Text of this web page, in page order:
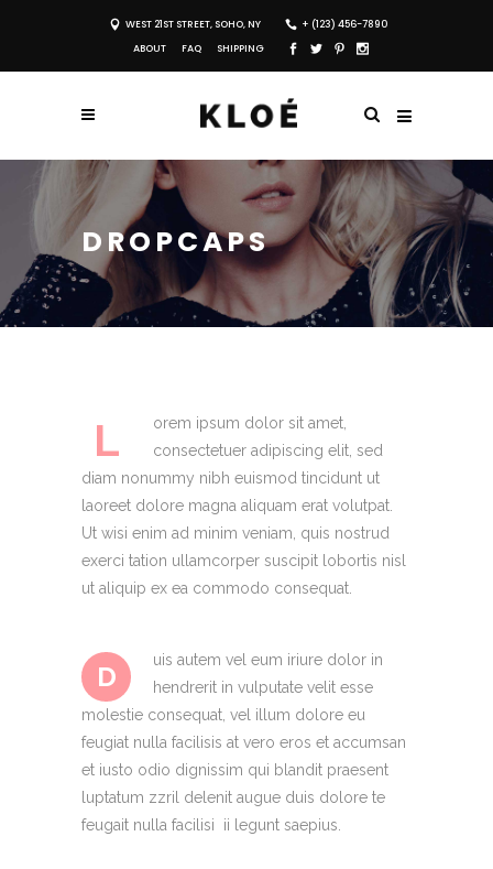
WEST 21ST STREET, SOHO, NY
+ (123) 456-7890
ABOUT
FAQ SHIPPING
DROPCAPS
L
orem ipsum dolor sit amet,
consectetuer adipiscing elit, sed
diam nonummy nibh euismod tincidunt ut
laoreet dolore magna aliquam erat volutpat.
Ut wisi enim ad minim veniam, quis nostrud
exerci tation ullamcorper suscipit lobortis nisl
ut aliquip ex ea commodo consequat.
D
uis autem vel eum iriure dolor in
hendrerit in vulputate velit esse
molestie consequat, vel illum dolore eu
feugiat nulla facilisis at vero eros et accumsan
et iusto odio dignissim qui blandit praesent
luptatum zzril delenit augue duis dolore te
feugait nulla facilisi ii legunt saepius.